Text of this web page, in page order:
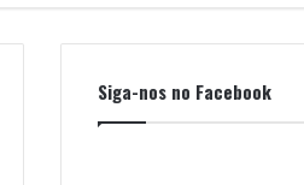
Siga-nos no Facebook